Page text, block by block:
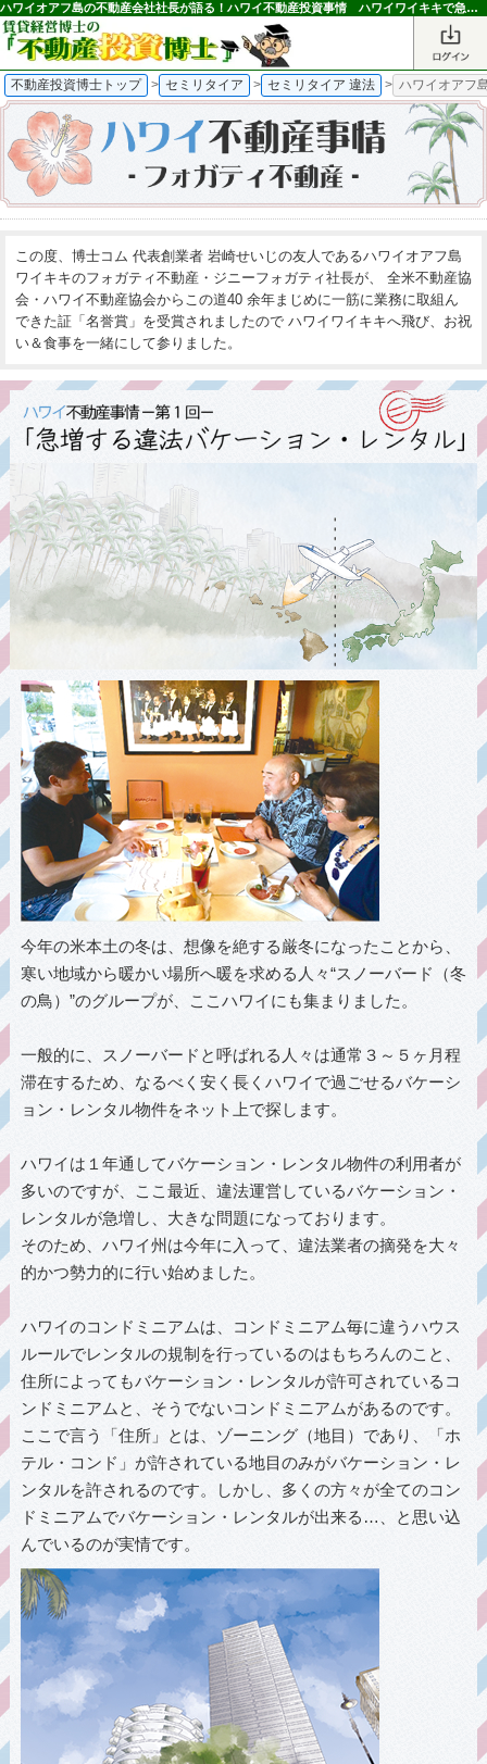
ハワイオアフ島の不動産会社社長が語る！ハワイ不動産投資事情 ハワイワイキキで急増する違法バケーションレンタル物件｜不動産投資博士
不動産投資博士トップ > セミリタイア > セミリタイア 違法 > ハワイオアフ
この度、 博士コム 代表創業者 岩崎せいじの友人であるハワイオアフ島
ワイキキのフォガティ不動産・ジニーフォガティ社長が、 全米不動産協
会・ハワイ不動産協会からこの道40 余年まじめに一筋に業務に取組ん
できた証「名誉賞」を受賞されましたので ハワイワイキキへ飛び、お祝
い＆食事を一緒にして参りました。
今年の米本土の冬は、想像を絶する厳冬になったことから、
寒い地域から暖かい場所へ暖を求める人々“スノーバード（冬
の鳥）”のグループが、ここハワイにも集まりました。
一般的に、スノーバードと呼ばれる人々は通常３～５ヶ月程
滞在するため、なるべく安く長くハワイで過ごせるバケーシ
ョン・レンタル物件をネット上で探します。
ハワイは１年通してバケーション・レンタル物件の利用者が
多いのですが、ここ最近、違法運営しているバケーション・
レンタルが急増し、大きな問題になっております。
そのため、ハワイ州は今年に入って、違法業者の摘発を大々
的かつ勢力的に行い始めました。
ハワイのコンドミニアムは、コンドミニアム毎に違うハウス
ルールでレンタルの規制を行っているのはもちろんのこと、
住所によってもバケーション・レンタルが許可されているコ
ンドミニアムと、そうでないコンドミニアムがあるのです。
ここで言う「住所」とは、ゾーニング（地目）であり、「ホ
テル・コンド」が許されている地目のみがバケーション・レ
ンタルを許されるのです。しかし、多くの方々が全てのコン
ドミニアムでバケーション・レンタルが出来る…、と思い込
んでいるのが実情です。